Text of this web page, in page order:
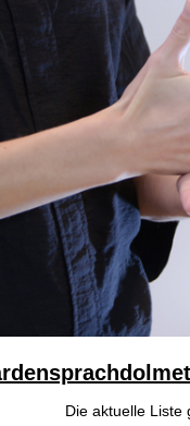
Die aktuelle Liste